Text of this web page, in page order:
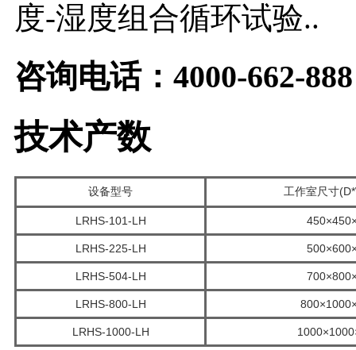
度-湿度组合循环试验..
咨询电话：4000-662-888
技术产数
设备型号 工作室尺寸
LRHS-101-LH
LRHS-225-LH
LRHS-504-LH
LRHS-800-LH
LRHS-1000-LH